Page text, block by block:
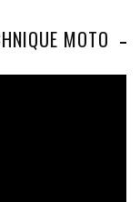
MOTO